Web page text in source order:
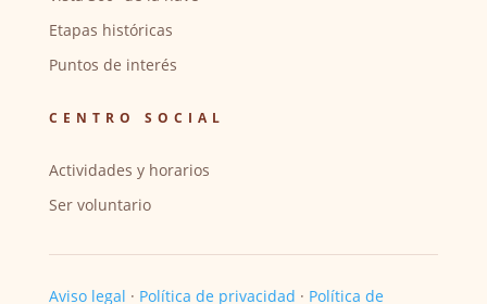
Etapas históricas
Puntos de interés
CENTRO SOCIAL
Actividades y horarios
Ser voluntario
Aviso legal · Política de privacidad · Política de